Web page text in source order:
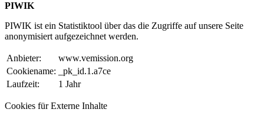
PIWIK
PIWIK ist ein Statistiktool über das die Zugriffe auf unsere Seite
anonymisiert aufgezeichnet werden.
Anbieter:
www.vemission.org
Cookiename:
_pk_id.1.a7ce
Laufzeit:
1 Jahr
Cookies für Externe Inhalte